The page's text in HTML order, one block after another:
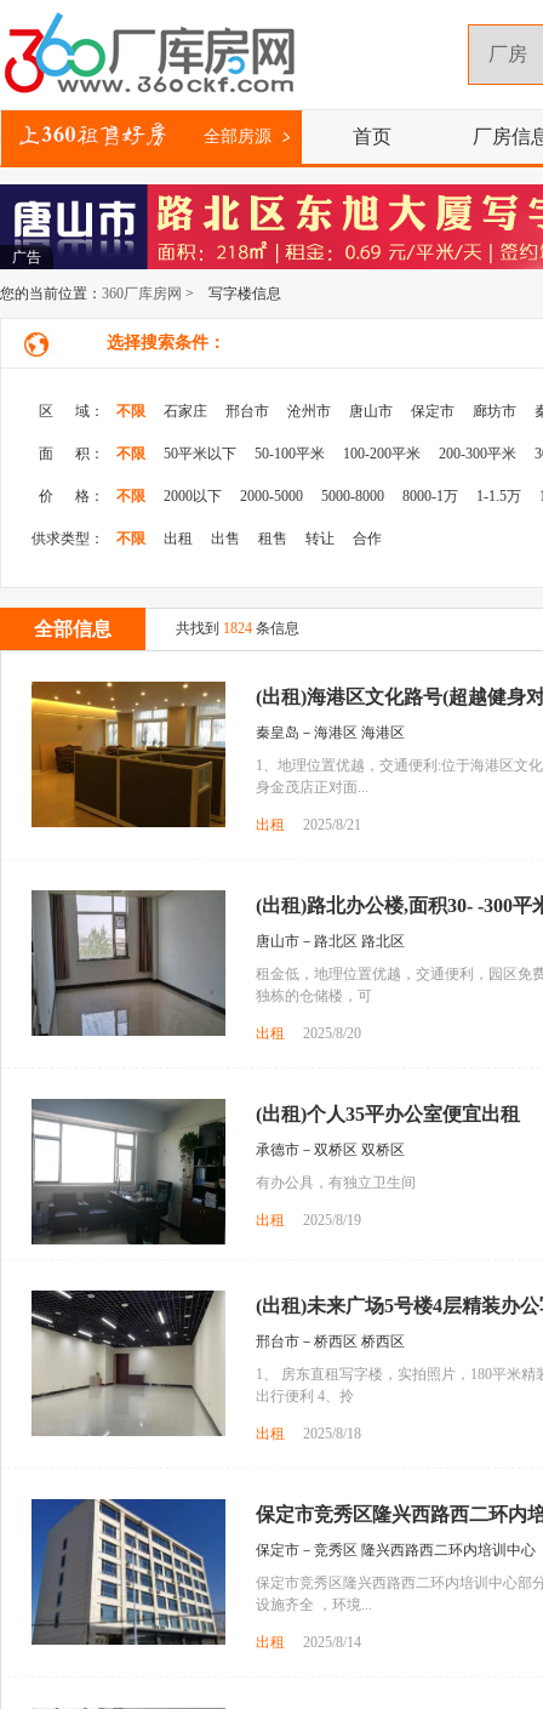
全部房源 首页 厂房信
广告
您的当前位置： 360厂库房网 > 写字楼信息
选择搜索条件：
区 域： 不限 石家庄 邢台市 沧州市 唐山市 保定市 廊坊市
面 积： 不限 50平米以下 50-100平米 100-200平米 200-300平米
价 格： 不限 2000以下 2000-5000 5000-8000 8000-1万 1-1.5万
供求类型： 不限 出租 出售 租售 转让 合作
全部信息 共找到 1824 条信息
(出租)海港区文化路号(超越健身
秦皇岛－海港区 海港区
1、地理位置优越，交通便利:位于海港区文
身金茂店正对面...
出租 2025/8/21
(出租)路北办公楼,面积30- -300平
唐山市－路北区 路北区
租金低，地理位置优越，交通便利，园区免
独栋的仓储楼，可
出租 2025/8/20
(出租)个人35平办公室便宜出租
承德市－双桥区 双桥区
有办公具，有独立卫生间
出租 2025/8/19
(出租)未来广场5号楼4层精装办
邢台市－桥西区 桥西区
1、 房东直租写字楼，实拍照片，180平米
出行便利 4、拎
出租 2025/8/18
保定市竞秀区隆兴西路西二环内
保定市－竞秀区 隆兴西路西二环内培训中心
保定市竞秀区隆兴西路西二环内培训中心部
设施齐全 ，环境...
出租 2025/8/14